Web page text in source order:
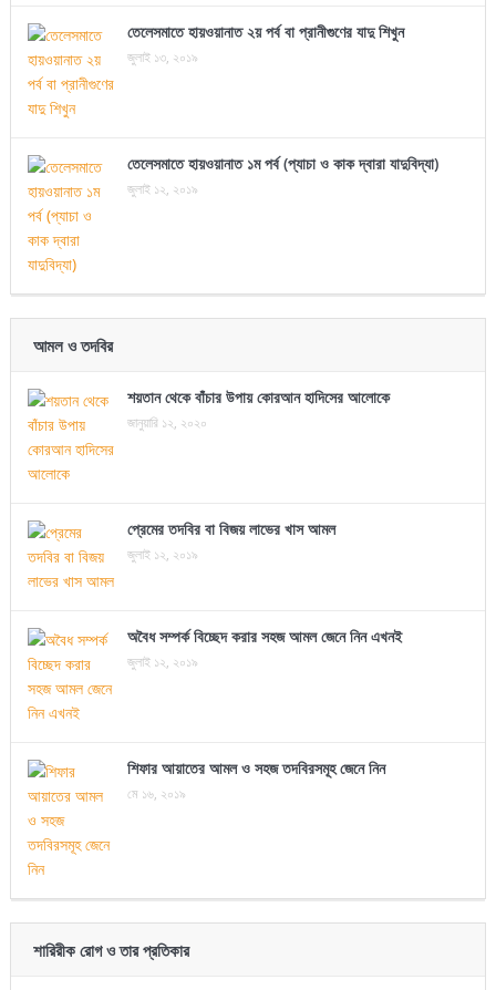
তেলেসমাতে হায়ওয়ানাত ২য় পর্ব বা প্রানীগুণের যাদু শিখুন
জুলাই ১৩, ২০১৯
তেলেসমাতে হায়ওয়ানাত ১ম পর্ব (প্যাচা ও কাক দ্বারা যাদুবিদ্যা)
জুলাই ১২, ২০১৯
আমল ও তদবির
শয়তান থেকে বাঁচার উপায় কোরআন হাদিসের আলোকে
জানুয়ারি ১২, ২০২০
প্রেমের তদবির বা বিজয় লাভের খাস আমল
জুলাই ১২, ২০১৯
অবৈধ সম্পর্ক বিচ্ছেদ করার সহজ আমল জেনে নিন এখনই
জুলাই ১২, ২০১৯
শিফার আয়াতের আমল ও সহজ তদবিরসমূহ জেনে নিন
মে ১৬, ২০১৯
শারিরীক রোগ ও তার প্রতিকার